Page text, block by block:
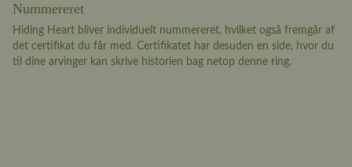
Nummereret
Hiding Heart bliver individuelt nummereret, hvilket også fremgår af
det certifikat du får med. Certifikatet har desuden en side, hvor du
til dine arvinger kan skrive historien bag netop denne ring.